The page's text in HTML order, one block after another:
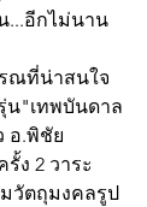
...อีกไม่นาน
ณที่น่าสนใจ
น"เทพบันดาล
อ.พิชัย
ง 2 วาระ
วัตถุมงคลรูป